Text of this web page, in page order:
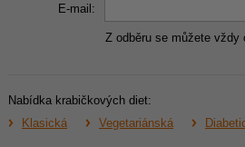
E-mail:
Z odběru se můžete vždy
Nabídka krabičkových diet:
Klasická
Vegetariánská